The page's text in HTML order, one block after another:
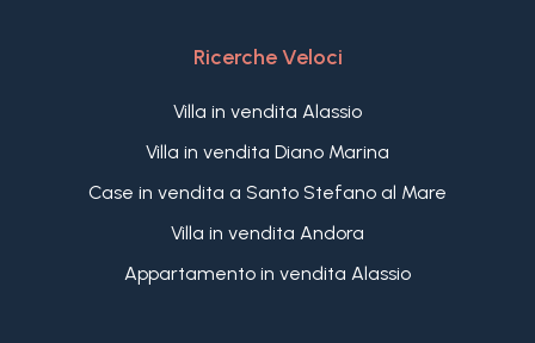
Ricerche Veloci
Villa in vendita Alassio
Villa in vendita Diano Marina
Case in vendita a Santo Stefano al Mare
Villa in vendita Andora
Appartamento in vendita Alassio